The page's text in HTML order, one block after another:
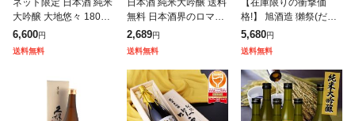
大吟醸 大地悠々 1800m
l 一升瓶 限定品 新潟 高
野酒造 送料無料 父の日
お中元 お歳暮 お年賀
6,600円
送料無料
無料 日本酒界のロマネ
コンティ 誕生 蓬莱 色
おとこ 720ml×1本 渡辺
酒造店 『OMS』
2,689円
送料無料
格!】 旭酒造 獺祭(だっ
さい) 純米大吟醸 45 26
年1月以降 1800ml
5,680円
送料無料